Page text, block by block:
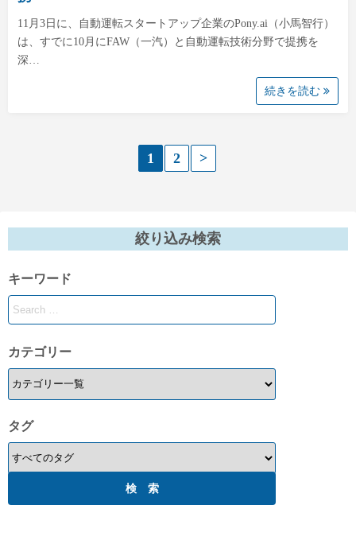
11月3日に、自動運転スタートアップ企業のPony.ai（小馬智行）
は、すでに10月にFAW（一汽）と自動運転技術分野で提携を
深…
続きを読む
ペ
ー
ジ
送
り
1 2 >
絞り込み検索
キーワード
カテゴリー
タグ